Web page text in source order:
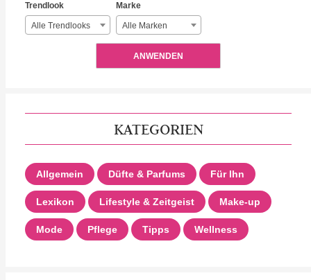
Trendlook
Alle Trendlooks
Marke
Alle Marken
ANWENDEN
KATEGORIEN
Allgemein Düfte & Parfums Für Ihn
Lexikon Lifestyle & Zeitgeist Make-up
Mode Pflege Tipps Wellness